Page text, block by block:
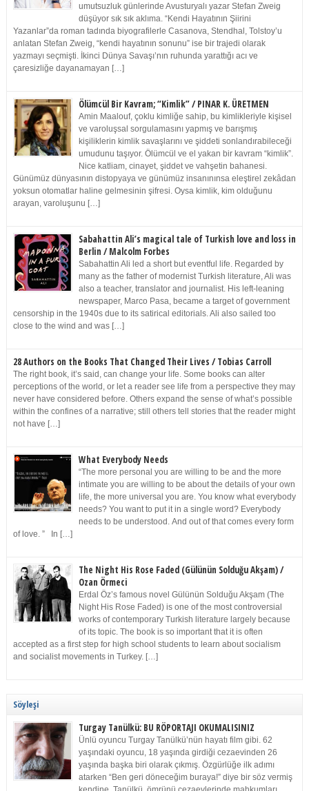
umutsuzluk günlerinde Avusturyalı yazar Stefan Zweig
düşüyor sık sık aklıma. “Kendi Hayatının Şiirini
Yazanlar”da roman tadında biyografilerle Casanova, Stendhal, Tolstoy’u
anlatan Stefan Zweig, “kendi hayatının sonunu” ise bir trajedi olarak
yazmayı seçmişti. İkinci Dünya Savaşı’nın ruhunda yarattığı acı ve
çaresizliğe dayanamayan […]
Ölümcül Bir Kavram; “Kimlik” / PINAR K. ÜRETMEN
Amin Maalouf, çoklu kimliğe sahip, bu kimlikleriyle kişisel
ve varoluşsal sorgulamasını yapmış ve barışmış
kişiliklerin kimlik savaşlarını ve şiddeti sonlandırabileceği
umudunu taşıyor. Ölümcül ve el yakan bir kavram “kimlik”.
Nice katliam, cinayet, şiddet ve vahşetin bahanesi.
Günümüz dünyasının distopyaya ve günümüz insanınınsa eleştirel zekâdan
yoksun otomatlar haline gelmesinin şifresi. Oysa kimlik, kim olduğunu
arayan, varoluşunu […]
Sabahattin Ali’s magical tale of Turkish love and loss in
Berlin / Malcolm Forbes
Sabahattin Ali led a short but eventful life. Regarded by
many as the father of modernist Turkish literature, Ali was
also a teacher, translator and journalist. His left-leaning
newspaper, Marco Pasa, became a target of government
censorship in the 1940s due to its satirical editorials. Ali also sailed too
close to the wind and was […]
28 Authors on the Books That Changed Their Lives / Tobias Carroll
The right book, it’s said, can change your life. Some books can alter
perceptions of the world, or let a reader see life from a perspective they may
never have considered before. Others expand the sense of what’s possible
within the confines of a narrative; still others tell stories that the reader might
not have […]
What Everybody Needs
“The more personal you are willing to be and the more
intimate you are willing to be about the details of your own
life, the more universal you are. You know what everybody
needs? You want to put it in a single word? Everybody
needs to be understood. And out of that comes every form
of love. ” In […]
The Night His Rose Faded (Gülünün Solduğu Akşam) /
Ozan Örmeci
Erdal Öz’s famous novel Gülünün Solduğu Akşam (The
Night His Rose Faded) is one of the most controversial
works of contemporary Turkish literature largely because
of its topic. The book is so important that it is often
accepted as a first step for high school students to learn about socialism
and socialist movements in Turkey. […]
Söyleşi
Turgay Tanülkü: BU RÖPORTAJI OKUMALISINIZ
Ünlü oyuncu Turgay Tanülkü’nün hayatı film gibi. 62
yaşındaki oyuncu, 18 yaşında girdiği cezaevinden 26
yaşında başka biri olarak çıkmış. Özgürlüğe ilk adımı
atarken “Ben geri döneceğim buraya!” diye bir söz vermiş